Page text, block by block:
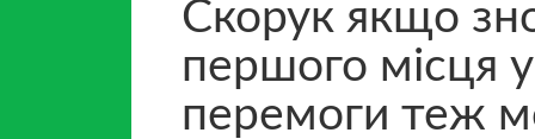
Скорук якщо
першого місця у
перемоги теж